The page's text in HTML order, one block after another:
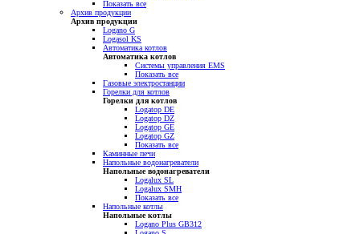
Показать все
Архив продукции
Архив продукции
Logano G
Logasol KS
Автоматика котлов
Автоматика котлов
Системы управления EMS
Показать все
Газовые электростанции
Горелки для котлов
Горелки для котлов
Logatop DE
Logatop DZ
Logatop GE
Logatop GZ
Показать все
Каминные печи
Напольные водонагреватели
Напольные водонагреватели
Logalux SL
Logalux SMH
Показать все
Напольные котлы
Напольные котлы
Logano Plus GB312